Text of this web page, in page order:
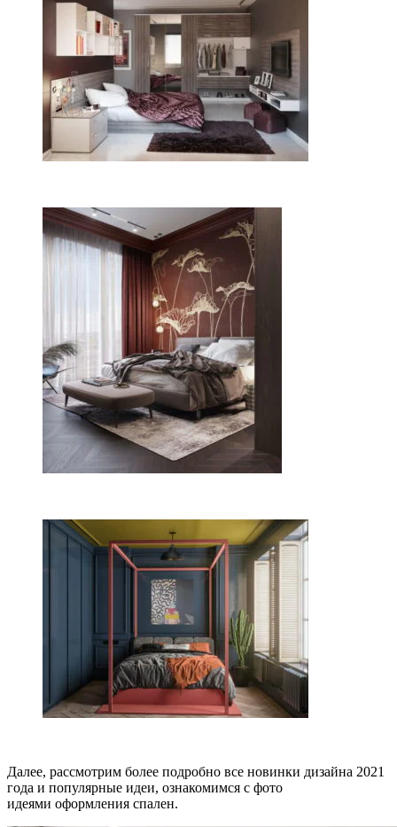
Далее, рассмотрим более подробно все новинки дизайна 2021
года и популярные идеи, ознакомимся с фото
идеями оформления спален.